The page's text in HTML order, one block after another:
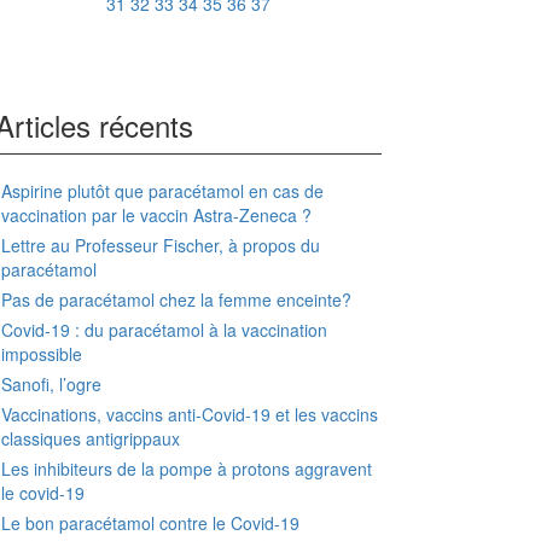
récents
Aspirine plutôt que paracétamol en cas de
vaccination par le vaccin Astra-Zeneca ?
Lettre au Professeur Fischer, à propos du
paracétamol
Pas de paracétamol chez la femme enceinte?
Covid-19 : du paracétamol à la vaccination
impossible
Sanofi, l’ogre
Vaccinations, vaccins anti-Covid-19 et les vaccins
classiques antigrippaux
Les inhibiteurs de la pompe à protons aggravent
le covid-19
Le bon paracétamol contre le Covid-19